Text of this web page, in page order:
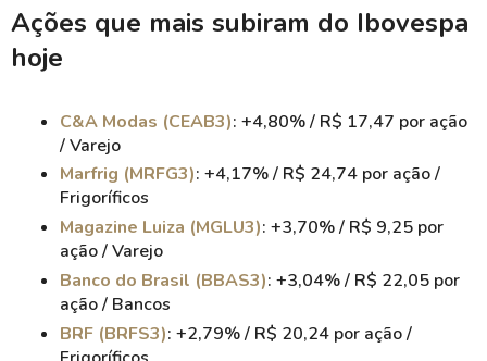
Ações que mais subiram do Ibovespa
hoje
C&A Modas (CEAB3): +4,80% / R$ 17,47 por ação
/ Varejo
Marfrig (MRFG3): +4,17% / R$ 24,74 por ação /
Frigoríficos
Magazine Luiza (MGLU3): +3,70% / R$ 9,25 por
ação / Varejo
Banco do Brasil (BBAS3): +3,04% / R$ 22,05 por
ação / Bancos
BRF (BRFS3): +2,79% / R$ 20,24 por ação /